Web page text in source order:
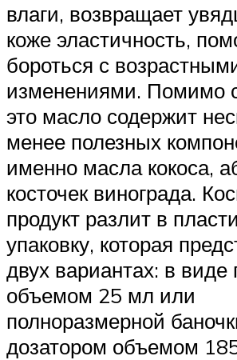
влаги, возвращает
коже эластичность,
бороться с
изменениями. Помимо
это масло содержит
менее полезных
именно масла кокоса,
косточек винограда.
продукт разлит в
упаковку, которая
двух вариантах: в виде
объемом 25 мл или
полноразмерной
дозатором объемом